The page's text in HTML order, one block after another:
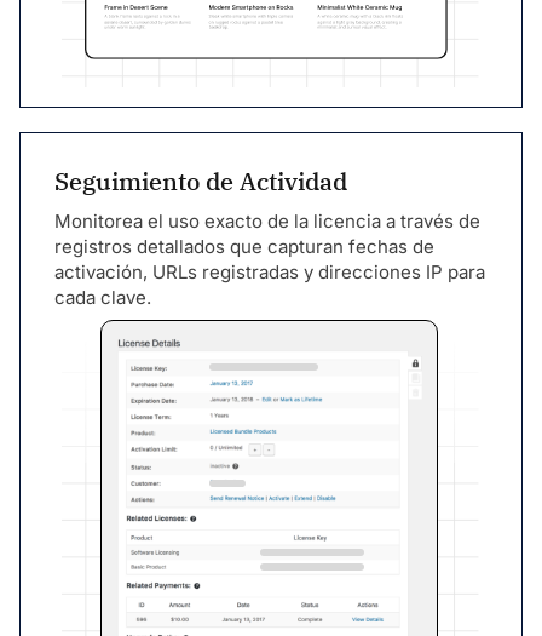
Seguimiento de Actividad
Monitorea el uso exacto de la licencia a través de
registros detallados que capturan fechas de
activación, URLs registradas y direcciones IP para
cada clave.